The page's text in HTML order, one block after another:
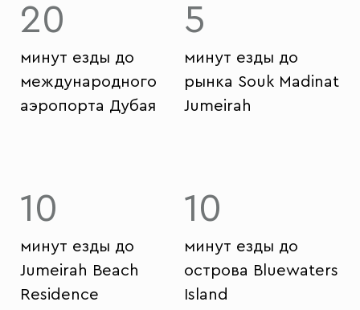
20
минут езды до
международного
аэропорта Дубая
5
минут езды до
рынка Souk Madinat
Jumeirah
10
минут езды до
Jumeirah Beach
Residence
10
минут езды до
острова Bluewaters
Island